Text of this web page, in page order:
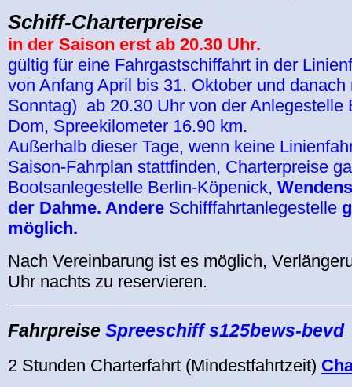
Schiff-Charterpreise
in der Saison erst ab 20.30 Uhr.
gültig für eine Fahrgastschiffahrt in der
von Anfang April bis 31. Oktober und
Sonntag) ab 20.30 Uhr von der Anlegestelle
Dom, Spreekilometer 16.90 km.
Außerhalb dieser Tage, wenn keine
Saison-Fahrplan stattfinden, Charterpreise
Bootsanlegestelle Berlin-Köpenick,
der Dahme. Andere Schifffahrtanlegestelle
möglich.
Nach Vereinbarung ist es möglich,
Uhr nachts zu reservieren.
Fahrpreise Spreeschiffs125bews-bevd
2 Stunden Charterfahrt (Mindestfahrtzeit)